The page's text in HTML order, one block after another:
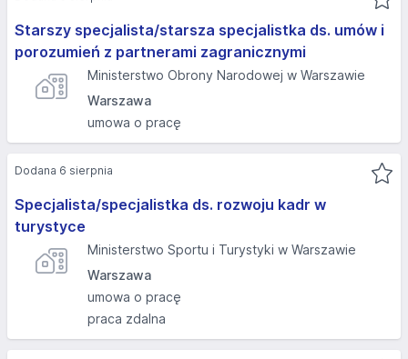
Starszy specjalista/starsza specjalistka ds. umów i
porozumień z partnerami zagranicznymi
Ministerstwo Obrony Narodowej w Warszawie
Warszawa
umowa o pracę
Specjalista/specjalistka ds. rozwoju kadr w
turystyce
Ministerstwo Sportu i Turystyki w Warszawie
Warszawa
umowa o pracę
praca zdalna
Dodana 6 sierpnia